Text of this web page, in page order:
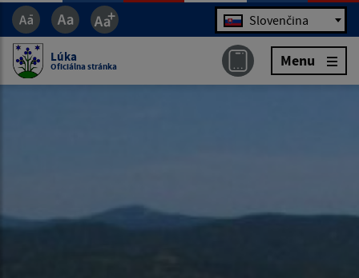
Jazyk Slovenčina
Lúka
Oficiálna stránka Menu